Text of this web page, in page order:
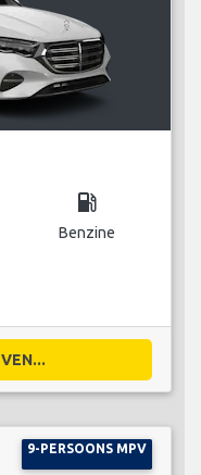
local_gas_station
Benzine
9-PERSOONS MPV